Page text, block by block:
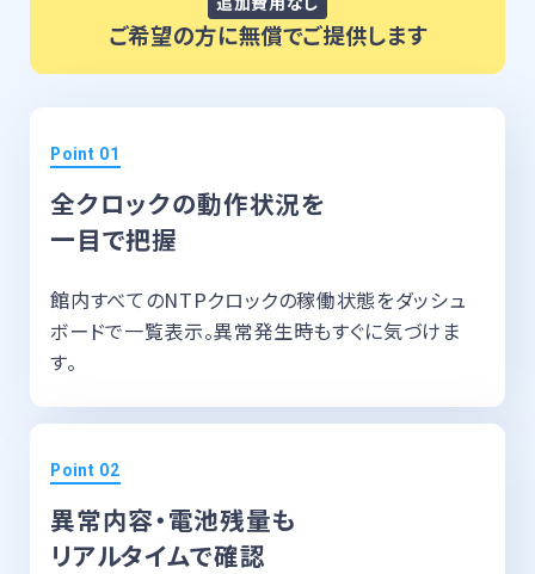
ご希望の方に無償でご提供します
全クロックの動作状況を
一目で把握
館内すべてのNTPクロックの稼働状態をダッシュ
ボードで一覧表示。異常発生時もすぐに気づけま
す。
異常内容・電池残量も
リアルタイムで確認